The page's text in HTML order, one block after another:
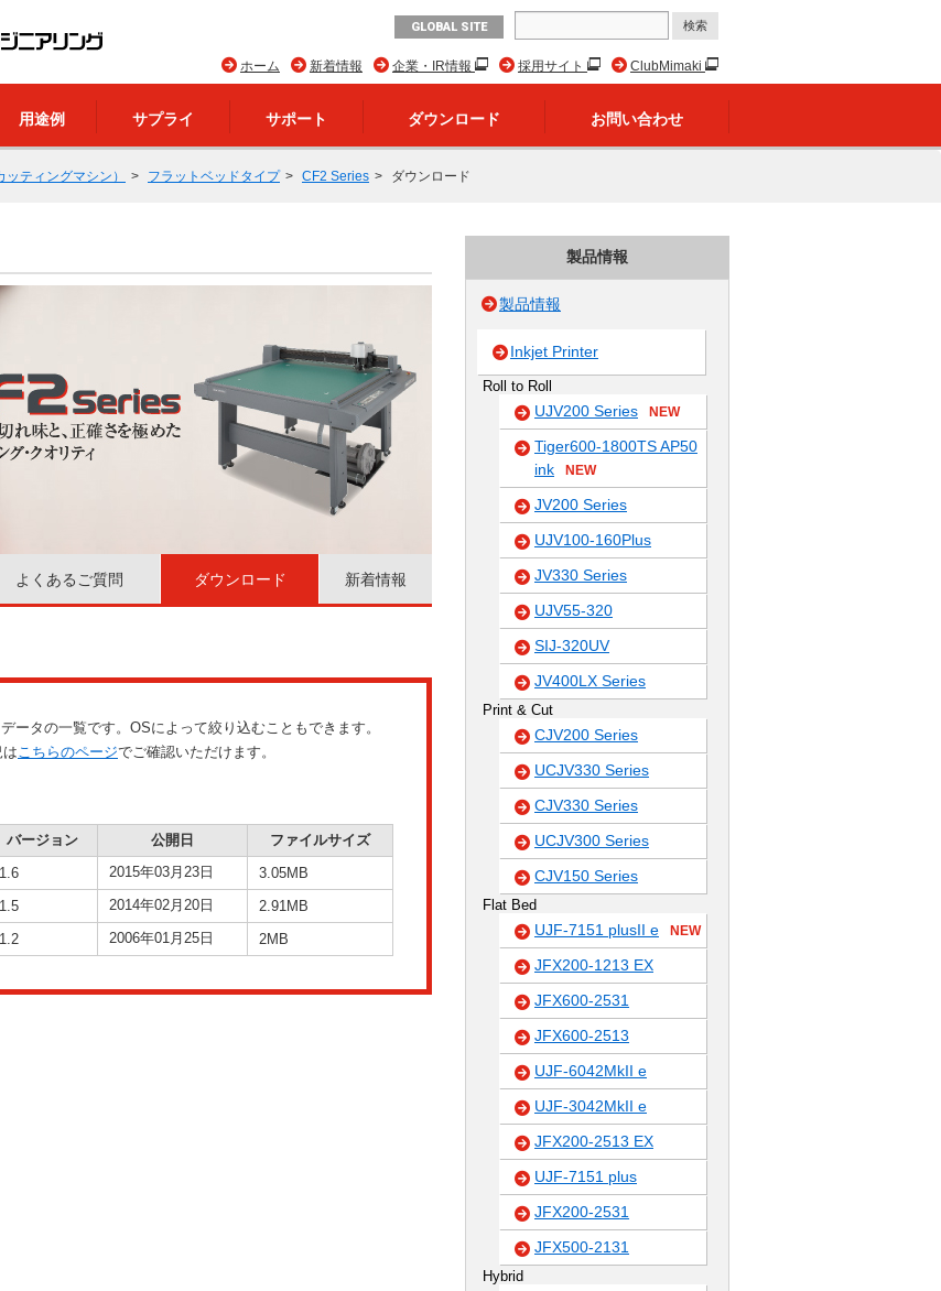
GLOBAL SITE
ClubMimaki
採用サイト
企業・IR情報
新着情報
ホーム
用途例 サプライ サポート ダウンロード お問い合わせ
ティングマシン） フラットベッドタイプ CF2 Series ダウンロード
よくあるご質問 ダウンロード 新着情報
ータの一覧です。OSによって絞り込むこともできます。
こちらのページでご確認いただけます。
バージョン 公開日
ファイルサイズ
1.6 2015年03月23日
3.05MB
1.5 2014年02月20日
2.91MB
1.2 2006年01月25日 2MB
製品情報
製品情報
Inkjet Printer
Roll to Roll
UJV200 Series NEW
Tiger600-1800TS AP50
ink
NEW
JV200 Series
UJV100-160Plus
JV330 Series
UJV55-320
SIJ-320UV
JV400LX Series
Print & Cut
CJV200 Series
UCJV330 Series
CJV330 Series
UCJV300 Series
CJV150 Series
Flat Bed
UJF-7151 plusII e NEW
JFX200-1213 EX
JFX600-2531
JFX600-2513
UJF-6042MkII e
UJF-3042MkII e
JFX200-2513 EX
UJF-7151 plus
JFX200-2531
JFX500-2131
Hybrid